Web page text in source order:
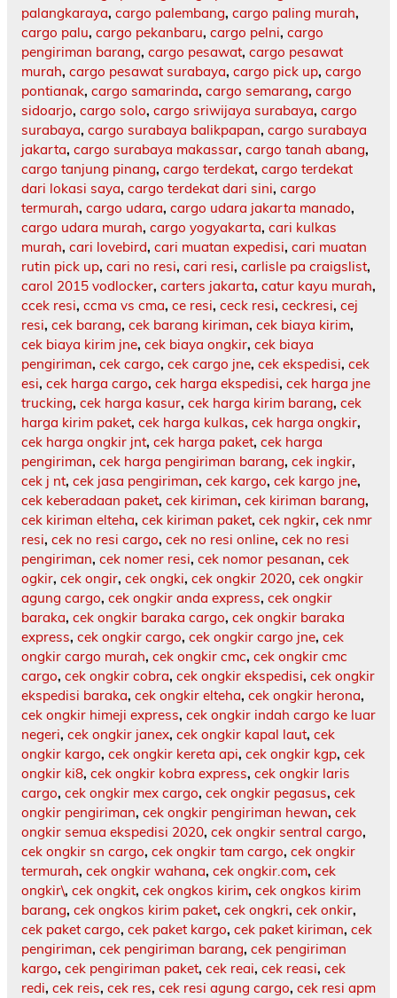
palangkaraya, cargo palembang, cargo paling murah,
cargo palu, cargo pekanbaru, cargo pelni, cargo
pengiriman barang, cargo pesawat, cargo pesawat
murah, cargo pesawat surabaya, cargo pick up, cargo
pontianak, cargo samarinda, cargo semarang, cargo
sidoarjo, cargo solo, cargo sriwijaya surabaya, cargo
surabaya, cargo surabaya balikpapan, cargo surabaya
jakarta, cargo surabaya makassar, cargo tanah abang,
cargo tanjung pinang, cargo terdekat, cargo terdekat
dari lokasi saya, cargo terdekat dari sini, cargo
termurah, cargo udara, cargo udara jakarta manado,
cargo udara murah, cargo yogyakarta, cari kulkas
murah, cari lovebird, cari muatan expedisi, cari muatan
rutin pick up, cari no resi, cari resi, carlisle pa craigslist,
carol 2015 vodlocker, carters jakarta, catur kayu murah,
ccek resi, ccma vs cma, ce resi, ceck resi, ceckresi, cej
resi, cek barang, cek barang kiriman, cek biaya kirim,
cek biaya kirim jne, cek biaya ongkir, cek biaya
pengiriman, cek cargo, cek cargo jne, cek ekspedisi, cek
esi, cek harga cargo, cek harga ekspedisi, cek harga jne
trucking, cek harga kasur, cek harga kirim barang, cek
harga kirim paket, cek harga kulkas, cek harga ongkir,
cek harga ongkir jnt, cek harga paket, cek harga
pengiriman, cek harga pengiriman barang, cek ingkir,
cek j nt, cek jasa pengiriman, cek kargo, cek kargo jne,
cek keberadaan paket, cek kiriman, cek kiriman barang,
cek kiriman elteha, cek kiriman paket, cek ngkir, cek nmr
resi, cek no resi cargo, cek no resi online, cek no resi
pengiriman, cek nomer resi, cek nomor pesanan, cek
ogkir, cek ongir, cek ongki, cek ongkir 2020, cek ongkir
agung cargo, cek ongkir anda express, cek ongkir
baraka, cek ongkir baraka cargo, cek ongkir baraka
express, cek ongkir cargo, cek ongkir cargo jne, cek
ongkir cargo murah, cek ongkir cmc, cek ongkir cmc
cargo, cek ongkir cobra, cek ongkir ekspedisi, cek ongkir
ekspedisi baraka, cek ongkir elteha, cek ongkir herona,
cek ongkir himeji express, cek ongkir indah cargo ke luar
negeri, cek ongkir janex, cek ongkir kapal laut, cek
ongkir kargo, cek ongkir kereta api, cek ongkir kgp, cek
ongkir ki8, cek ongkir kobra express, cek ongkir laris
cargo, cek ongkir mex cargo, cek ongkir pegasus, cek
ongkir pengiriman, cek ongkir pengiriman hewan, cek
ongkir semua ekspedisi 2020, cek ongkir sentral cargo,
cek ongkir sn cargo, cek ongkir tam cargo, cek ongkir
termurah, cek ongkir wahana, cek ongkir.com, cek
ongkir\, cek ongkit, cek ongkos kirim, cek ongkos kirim
barang, cek ongkos kirim paket, cek ongkri, cek onkir,
cek paket cargo, cek paket kargo, cek paket kiriman, cek
pengiriman, cek pengiriman barang, cek pengiriman
kargo, cek pengiriman paket, cek reai, cek reasi, cek
redi, cek reis, cek res, cek resi agung cargo, cek resi apm